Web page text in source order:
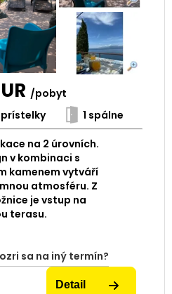
/pobyt
prístelky 1 spálne
na 2 úrovních.
v kombinaci s
kamenem vytváří
atmosféru. Z
je vstup na
terasu.
sa na iný termín?
Detail